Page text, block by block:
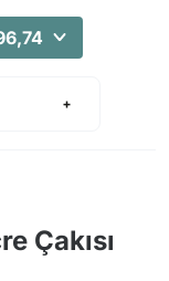
Çakısı